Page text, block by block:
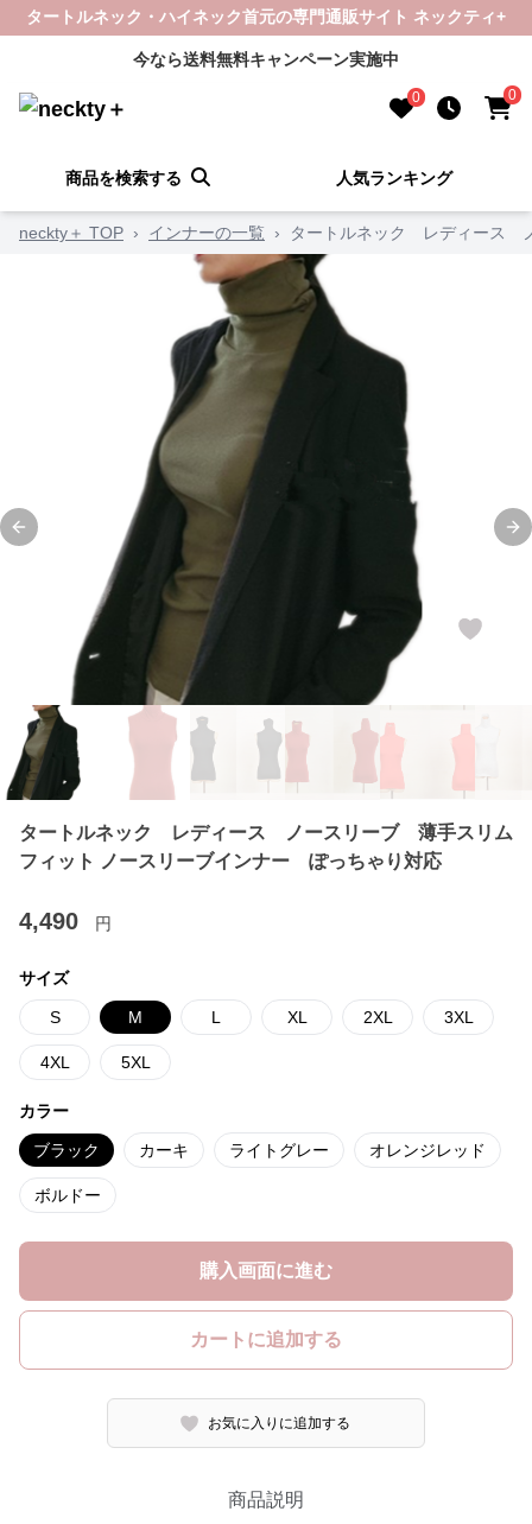
タートルネック・ハイネック首元の専門通販サイト ネックティ+
今なら送料無料キャンペーン実施中
0 0
商品を検索する 人気ランキング
neckty＋ TOP › インナーの一覧 › タートルネック レディース
Previous slide
タートルネック レディース ノースリーブ 薄手スリム
フィット ノースリーブインナー ぽっちゃり対応
4,490 円
サイズ
S M L XL 2XL 3XL
4XL 5XL
カラー
ブラック カーキ ライトグレー オレンジレッド
ボルドー
購入画面に進む
カートに追加する
お気に入りに追加する
商品説明